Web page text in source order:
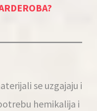
se uzgajaju i
hemikalija i